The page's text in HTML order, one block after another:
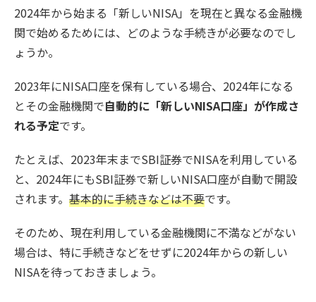
2024年から始まる「新しいNISA」を現在と異なる金融機
関で始めるためには、どのような手続きが必要なのでし
ょうか。
2023年にNISA口座を保有している場合、2024年になる
とその金融機関で自動的に「新しいNISA口座」が作成さ
れる予定です。
たとえば、2023年末までSBI証券でNISAを利用している
と、2024年にもSBI証券で新しいNISA口座が自動で開設
されます。 基本的に手続きなどは不要です。
そのため、現在利用している金融機関に不満などがない
場合は、特に手続きなどをせずに2024年からの新しい
NISAを待っておきましょう。